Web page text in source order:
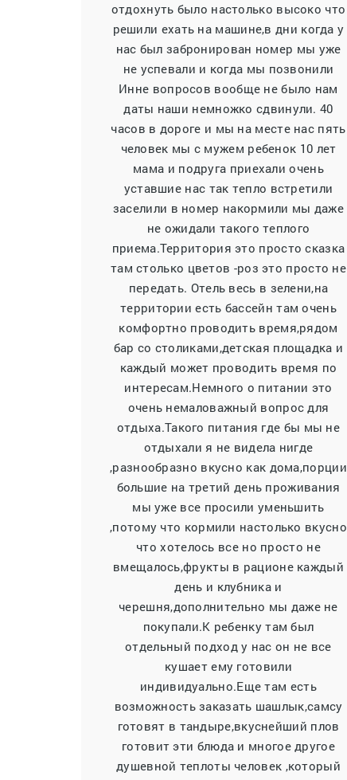
отдохнуть было настолько высоко что
решили ехать на машине,в дни когда у
нас был забронирован номер мы уже
не успевали и когда мы позвонили
Инне вопросов вообще не было нам
даты наши немножко сдвинули. 40
часов в дороге и мы на месте нас пять
человек мы с мужем ребенок 10 лет
мама и подруга приехали очень
уставшие нас так тепло встретили
заселили в номер накормили мы даже
не ожидали такого теплого
приема.Территория это просто сказка
там столько цветов -роз это просто не
передать. Отель весь в зелени,на
территории есть бассейн там очень
комфортно проводить время,рядом
бар со столиками,детская площадка и
каждый может проводить время по
интересам.Немного о питании это
очень немаловажный вопрос для
отдыха.Такого питания где бы мы не
отдыхали я не видела нигде
,разнообразно вкусно как дома,порции
большие на третий день проживания
мы уже все просили уменьшить
,потому что кормили настолько вкусно
что хотелось все но просто не
вмещалось,фрукты в рационе каждый
день и клубника и
черешня,дополнительно мы даже не
покупали.К ребенку там был
отдельный подход у нас он не все
кушает ему готовили
индивидуально.Еще там есть
возможность заказать шашлык,самсу
готовят в тандыре,вкуснейший плов
готовит эти блюда и многое другое
душевной теплоты человек ,который